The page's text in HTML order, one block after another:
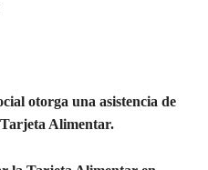
otorga una asistencia de
Alimentar.